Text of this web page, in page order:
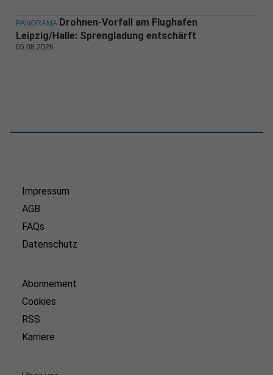
PANORAMA Drohnen-Vorfall am Flughafen
Leipzig/Halle: Sprengladung entschärft
05.08.2026
Impressum
AGB
FAQs
Datenschutz
Abonnement
Cookies
RSS
Karriere